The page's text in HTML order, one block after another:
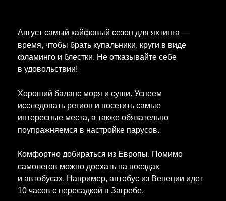
Август самый кайфовый сезон для яхтинга —
время, чтобы брать купальники, круги в виде
фламинго и блестки. Не отказывайте себе
в удовольствии!
Хороший баланс моря и суши. Успеем
исследовать регион и посетить самые
интересные места, а также обязательно
поупражняемся в настройке парусов.
Комфортно добираться из Европы. Помимо
самолетов можно доехать на поездах
и автобусах. Например, автобус из Венеции идет
10 часов с пересадкой в Загребе.